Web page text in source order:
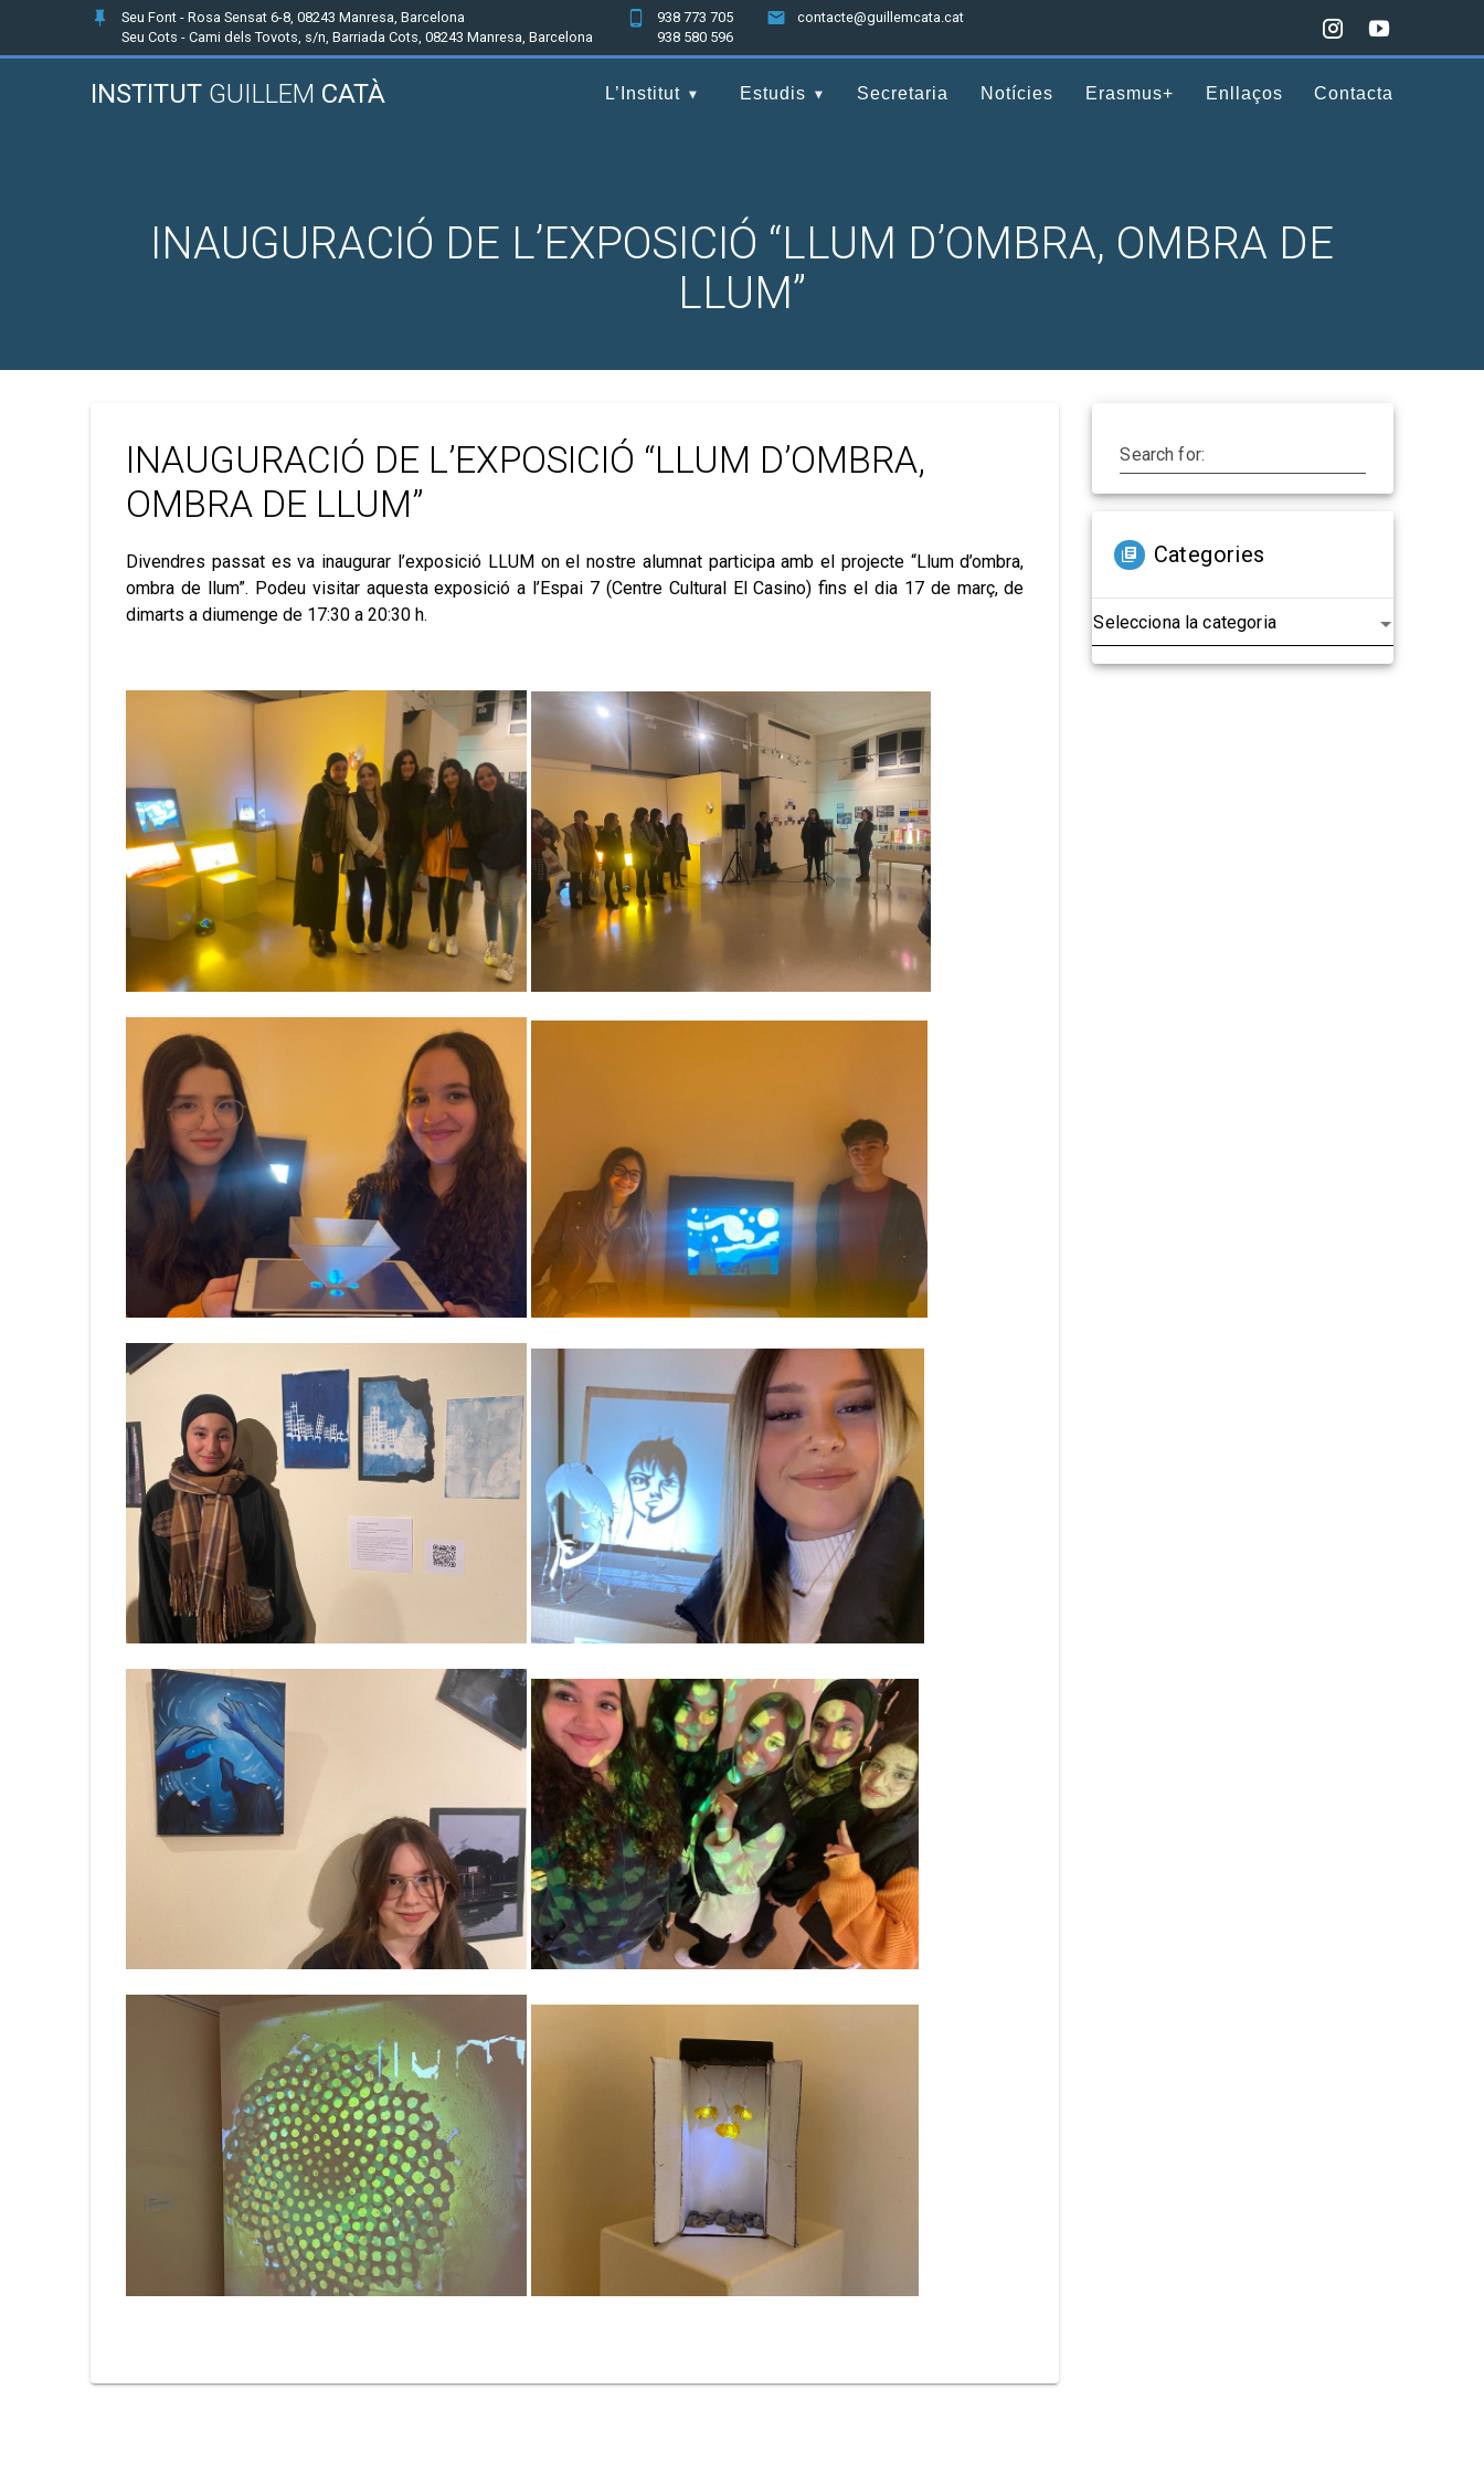
Seu Font - Rosa Sensat 6-8, 08243 Manresa, Barcelona
Seu Cots - Cami dels Tovots, s/n, Barriada Cots, 08243 Manresa, Barcelona
938 773 705
938 580 596
contacte@guillemcata.cat
INSTITUT GUILLEM CATÀ L’Institut Estudis Secretaria Notícies Erasmus+ Enllaços Contacta
INAUGURACIÓ DE L’EXPOSICIÓ “LLUM D’OMBRA, OMBRA DE
LLUM”
INAUGURACIÓ DE L’EXPOSICIÓ “LLUM D’OMBRA,
OMBRA DE LLUM”
Divendres passat es va inaugurar l’exposició LLUM on el nostre alumnat participa amb el projecte “Llum d’ombra,
ombra de llum”. Podeu visitar aquesta exposició a l’Espai 7 (Centre Cultural El Casino) fins el dia 17 de març, de
dimarts a diumenge de 17:30 a 20:30 h.
Search for:
Categories